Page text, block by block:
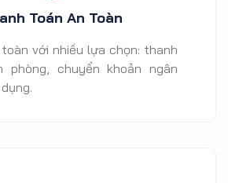
Toán An Toàn
với nhiều lựa chọn: thanh
phòng, chuyển khoản ngân